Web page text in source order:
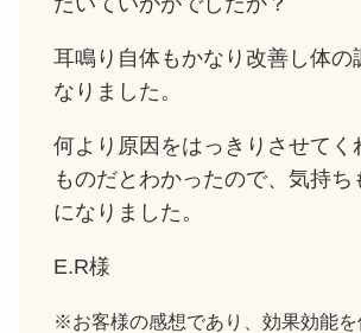
耳鳴り自体もかなり改善し体の
なりました。
何より原因をはっきりさせてく
ものだとわかったので、気持ち
になりました。
E.R様
※お客様の感想であり、効果効能